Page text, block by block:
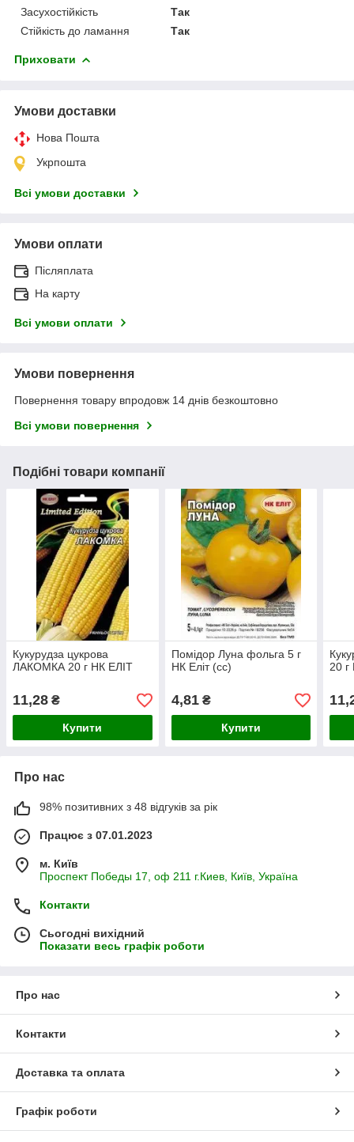
Засухостійкість
Так
Стійкість до ламання
Так
Приховати
Умови доставки
Нова Пошта
Укрпошта
Всі умови доставки
Умови оплати
Післяплата
На карту
Всі умови оплати
Умови повернення
Повернення товару впродовж 14 днів безкоштовно
Всі умови повернення
Подібні товари компанії
Кукурудза цукрова
ЛАКОМКА 20 г НК ЕЛІТ
11,28 ₴
Купити
Помідор Луна фольга 5 г
НК Еліт (сс)
4,81₴
Купити
20 г
Про нас
98% позитивних з 48 відгуків за рік
Працює з 07.01.2023
м. Київ
Проспект Победы 17, оф 211 г.Киев, Київ, Україна
Контакти
Сьогодні вихідний
Показати весь графік роботи
Про нас
Контакти
Доставка та оплата
Графік роботи